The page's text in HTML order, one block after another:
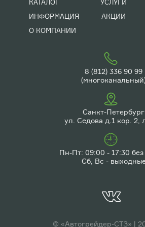
КАТАЛОГ УСЛУГИ
ИНФОРМАЦИЯ
АКЦИИ
О КОМПАНИИ
8 (812) 336 90 99
Санкт-Петербург
ул. Седова д.1 кор. 2,
Пн-Пт: 09:00 - 17:30 без
Сб, Вс -
© «Автогрейдер-СТЗ» |